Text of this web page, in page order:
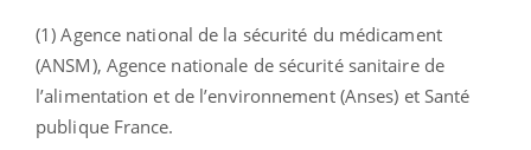
(1) Agence national de la sécurité du médicament
(ANSM), Agence nationale de sécurité sanitaire de
l’alimentation et de l’environnement (Anses) et Santé
publique France.